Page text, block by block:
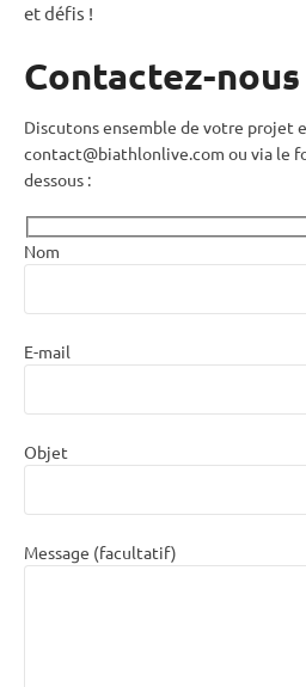
et défis !
Contactez-nous
Discutons ensemble de votre projet
contact@biathlonlive.com ou via le
dessous :
Nom
E-mail
Objet
Message (facultatif)